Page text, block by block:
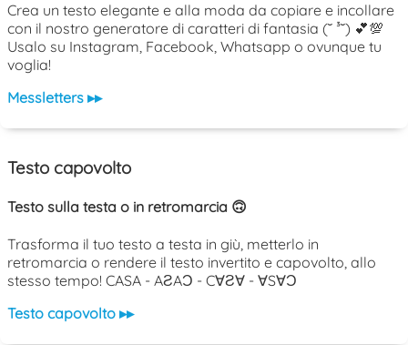
Crea un testo elegante e alla moda da copiare e incollare
con il nostro generatore di caratteri di fantasia (˘ ³˘) 💕💯
Usalo su Instagram, Facebook, Whatsapp o ovunque tu
voglia!
Messletters ▸▸
Testo capovolto
Testo sulla testa o in retromarcia 🙃
Trasforma il tuo testo a testa in giù, metterlo in
retromarcia o rendere il testo invertito e capovolto, allo
stesso tempo! CASA - AƧAƆ - C∀Ƨ∀ - ∀S∀Ɔ
Testo capovolto ▸▸